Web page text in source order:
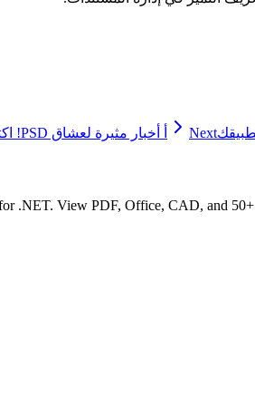
Next أ أخبار مثيرة لعشاق PSD! اكتشف ما هو الجديد في Doconut
.NET. View PDF, Office, CAD, and